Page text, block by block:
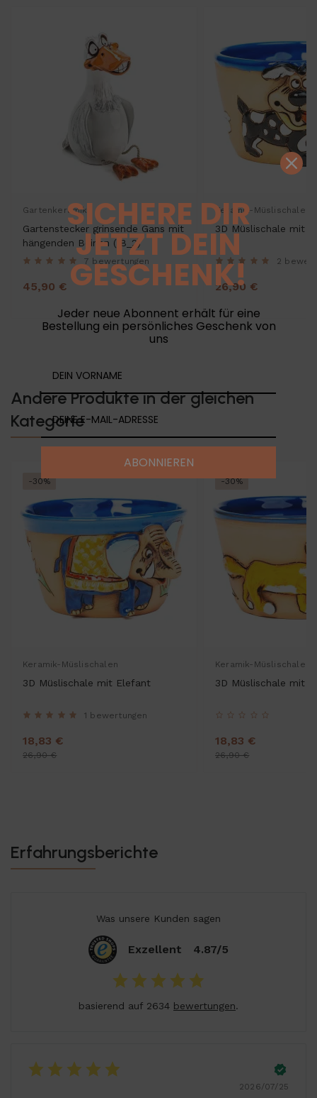
Gartenkeramik
Gartenstecker grinsende Gans mit
hängenden Beinen (18_2)
7 bewertungen
45,90 €
Keramik-Müslischalen
3D Müslischale mit
2
26,90 €
Andere Produkte in der gleichen
Kategorie
Keramik-Müslischalen
3D Müslischale mit Elefant
1 bewertungen
18,83 €
26,90 €
-30%
Keramik-Müslischalen
3D Müslischale mit
18,83 €
26,90 €
-30%
Erfahrungsberichte
Was unsere Kunden sagen
Exzellent 4.87/5
basierend auf 2634 bewertungen.
2026/07/25
SICHERE DIR
JETZT DEIN
GESCHENK!
Jeder neue Abonnent erhält für eine
Bestellung ein persönliches Geschenk von
uns
ABONNIEREN